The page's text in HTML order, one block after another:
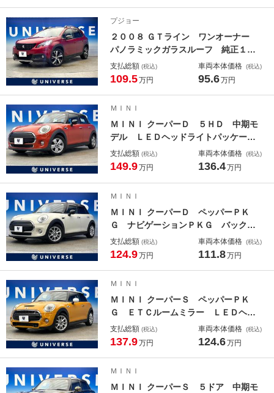
ｔｏｏｔｈ再生 ＥＴＣ
プジョー
２００８ ＧＴライン ワンオーナー
パノラミックガラスルーフ 純正１７
インチアルミ クルーズコントロー
ル ハーフレザーシート バックカメ
ＴＣ 禁煙車
支払総額 (税込)
109.5万円
車両本体価格 (税込)
95.6万円
ＭＩＮＩ
ＭＩＮＩ クーパーＤ ５ＨＤ 中期モ
デル ＬＥＤヘッドライトパッケー
ジ カメラ／パーキングアシストパッ
ケージ ペッパーパッケージ デュア
５インチＡＷ
支払総額 (税込)
149.9万円
車両本体価格 (税込)
136.4万円
ＭＩＮＩ
ＭＩＮＩ クーパーＤ ペッパーＰＫ
Ｇ ナビゲーションＰＫＧ バックカ
メラ クリアランスソナー デュアル
オートエアコン ＬＥＤヘッド 純正
支払総額 (税込)
124.9万円
車両本体価格 (税込)
111.8万円
ＭＩＮＩ
ＭＩＮＩ クーパーＳ ペッパーＰＫ
Ｇ ＥＴＣルームミラー ＬＥＤヘッ
ド ３ドア ＨＤＤナビ デュアルオ
ートエアコン アイドリングストッ
止装置
支払総額 (税込)
137.9万円
車両本体価格 (税込)
124.6万円
ＭＩＮＩ
ＭＩＮＩ クーパーＳ ５ドア 中期モ